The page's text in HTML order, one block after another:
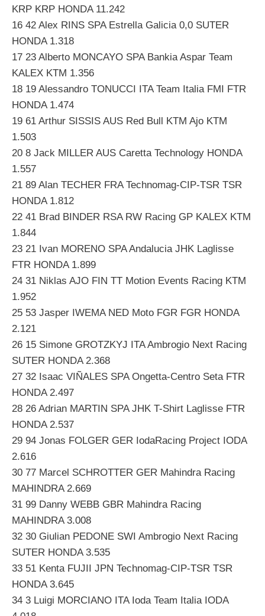
KRP KRP HONDA 11.242
16 42 Alex RINS SPA Estrella Galicia 0,0 SUTER
HONDA 1.318
17 23 Alberto MONCAYO SPA Bankia Aspar Team
KALEX KTM 1.356
18 19 Alessandro TONUCCI ITA Team Italia FMI FTR
HONDA 1.474
19 61 Arthur SISSIS AUS Red Bull KTM Ajo KTM
1.503
20 8 Jack MILLER AUS Caretta Technology HONDA
1.557
21 89 Alan TECHER FRA Technomag-CIP-TSR TSR
HONDA 1.812
22 41 Brad BINDER RSA RW Racing GP KALEX KTM
1.844
23 21 Ivan MORENO SPA Andalucia JHK Laglisse
FTR HONDA 1.899
24 31 Niklas AJO FIN TT Motion Events Racing KTM
1.952
25 53 Jasper IWEMA NED Moto FGR FGR HONDA
2.121
26 15 Simone GROTZKYJ ITA Ambrogio Next Racing
SUTER HONDA 2.368
27 32 Isaac VIÑALES SPA Ongetta-Centro Seta FTR
HONDA 2.497
28 26 Adrian MARTIN SPA JHK T-Shirt Laglisse FTR
HONDA 2.537
29 94 Jonas FOLGER GER IodaRacing Project IODA
2.616
30 77 Marcel SCHROTTER GER Mahindra Racing
MAHINDRA 2.669
31 99 Danny WEBB GBR Mahindra Racing
MAHINDRA 3.008
32 30 Giulian PEDONE SWI Ambrogio Next Racing
SUTER HONDA 3.535
33 51 Kenta FUJII JPN Technomag-CIP-TSR TSR
HONDA 3.645
34 3 Luigi MORCIANO ITA Ioda Team Italia IODA